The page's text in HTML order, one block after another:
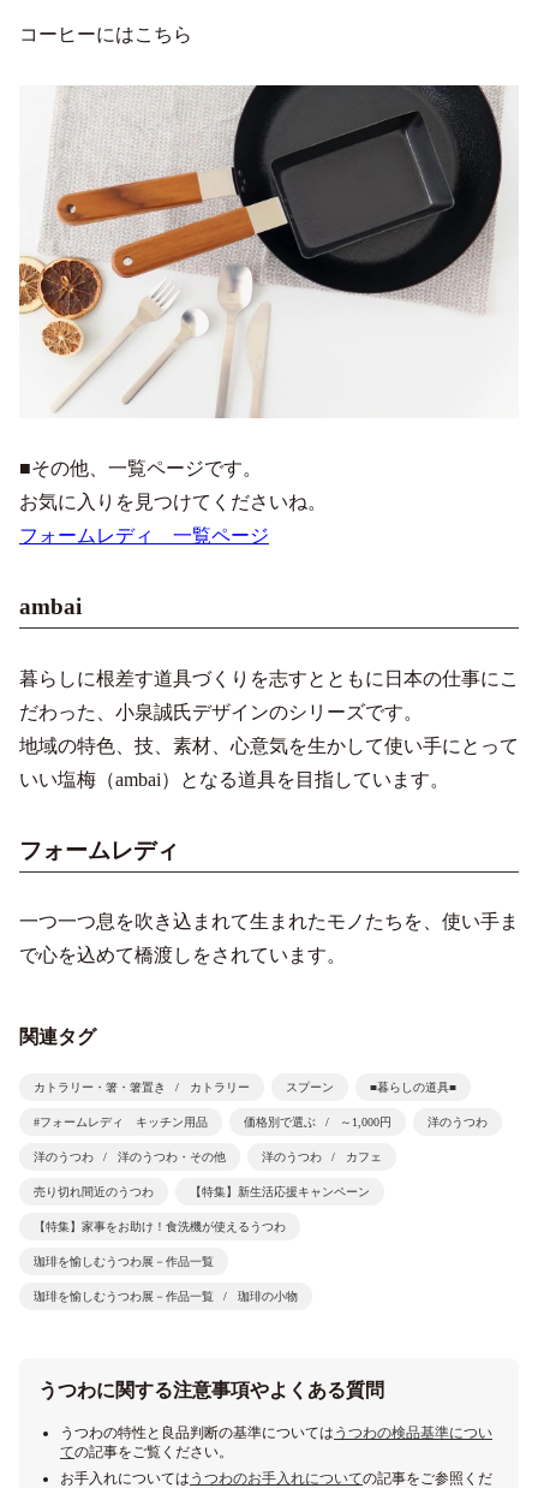
コーヒーにはこちら
■その他、一覧ページです。
お気に入りを見つけてくださいね。
フォームレディ 一覧ページ
ambai
暮らしに根差す道具づくりを志すとともに日本の仕事にこ
だわった、小泉誠氏デザインのシリーズです。
地域の特色、技、素材、心意気を生かして使い手にとって
いい塩梅（ambai）となる道具を目指しています。
フォームレディ
一つ一つ息を吹き込まれて生まれたモノたちを、使い手ま
で心を込めて橋渡しをされています。
関連タグ
カトラリー・箸・箸置き カトラリー スプーン ■暮らしの道具■
#フォームレディ キッチン用品 価格別で選ぶ ～1,000円 洋のうつわ
洋のうつわ 洋のうつわ・その他 洋のうつわ カフェ
売り切れ間近のうつわ 【特集】新生活応援キャンペーン
【特集】家事をお助け！食洗機が使えるうつわ
珈琲を愉しむうつわ展－作品一覧
珈琲を愉しむうつわ展－作品一覧 珈琲の小物
うつわに関する注意事項やよくある質問
うつわの特性と良品判断の基準については うつわの検品基準につい
ての記事をご覧ください。
お手入れについては うつわのお手入れについての記事をご参照くだ